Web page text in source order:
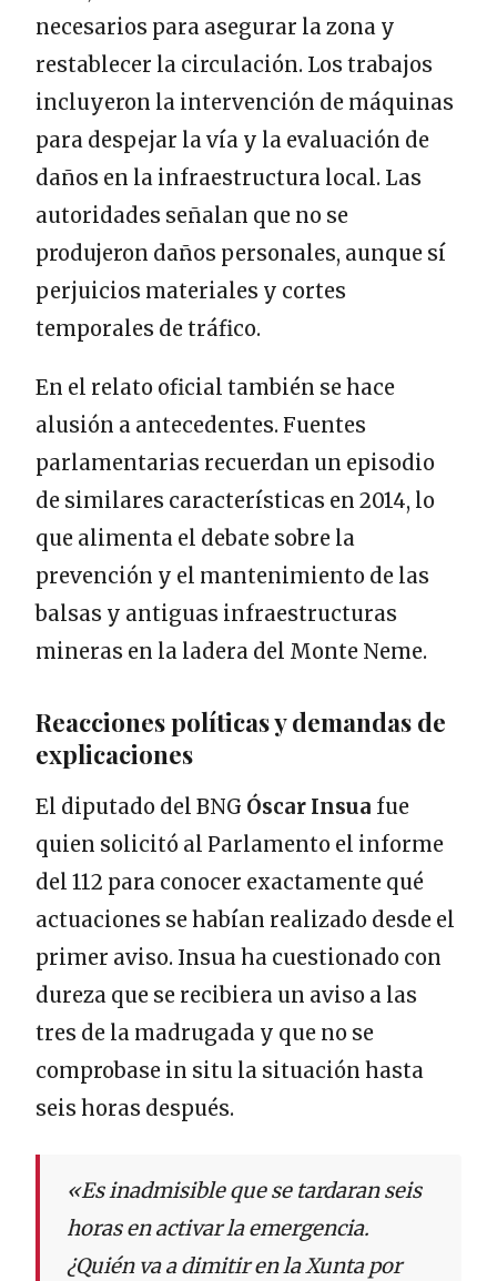
necesarios para asegurar la zona y
restablecer la circulación. Los trabajos
incluyeron la intervención de máquinas
para despejar la vía y la evaluación de
daños en la infraestructura local. Las
autoridades señalan que no se
produjeron daños personales, aunque sí
perjuicios materiales y cortes
temporales de tráfico.
En el relato oficial también se hace
alusión a antecedentes. Fuentes
parlamentarias recuerdan un episodio
de similares características en 2014, lo
que alimenta el debate sobre la
prevención y el mantenimiento de las
balsas y antiguas infraestructuras
mineras en la ladera del Monte Neme.
Reacciones políticas y demandas de
explicaciones
El diputado del BNG Óscar Insua fue
quien solicitó al Parlamento el informe
del 112 para conocer exactamente qué
actuaciones se habían realizado desde el
primer aviso. Insua ha cuestionado con
dureza que se recibiera un aviso a las
tres de la madrugada y que no se
comprobase in situ la situación hasta
seis horas después.
«Es inadmisible que se tardaran seis
horas en activar la emergencia.
¿Quién va a dimitir en la Xunta por